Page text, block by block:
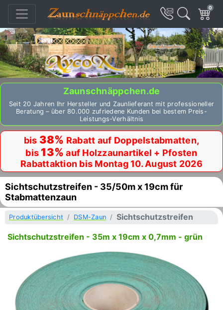
0
Zaunschnäppchen.de
Seit 20 Jahren Ihr Hersteller und Zaunlieferant mit professioneller
Beratung – über 80.000 zufriedene Kunden bei bestem Preis-
Leistungs-Verhältnis
bis 38% Rabatt auf Doppelstabmatten,
bis 13% auf Holzzaunartikel + Pfosten
Rabattaktion bis Montag 10. August 2026
Sichtschutzstreifen - 35/50m x 19cm für
Stabmattenzaun
Produktübersicht DSM-Zaun Sichtschutzstreifen
Sichtschutzstreifen - 35m x 19cm x 0,7mm - grün